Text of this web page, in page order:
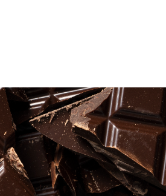
Оспой У Приматов